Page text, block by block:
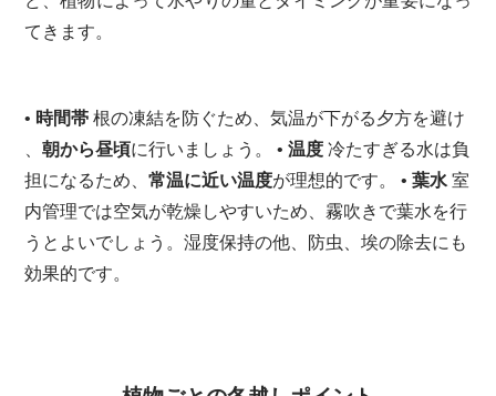
てきます。
• 時間帯根の凍結を防ぐため、気温が下がる夕方を避け
朝から昼頃に行いましょう。 • 温度冷たすぎる水は負
担になるため、 常温に近い温度が理想的です。 • 葉水室
内管理では空気が乾燥しやすいため、霧吹きで葉水を行
うとよいでしょう。湿度保持の他、防虫、埃の除去にも
効果的です。